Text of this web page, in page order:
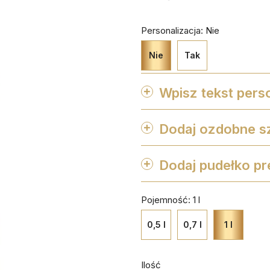
Wpisz tekst
Dodaj ozdobne

Dodaj pudełko

Pojemność: 1 l
0,5 l 0,7 l 1 l
Personalizacja: Nie
Nie Tak
Ilość